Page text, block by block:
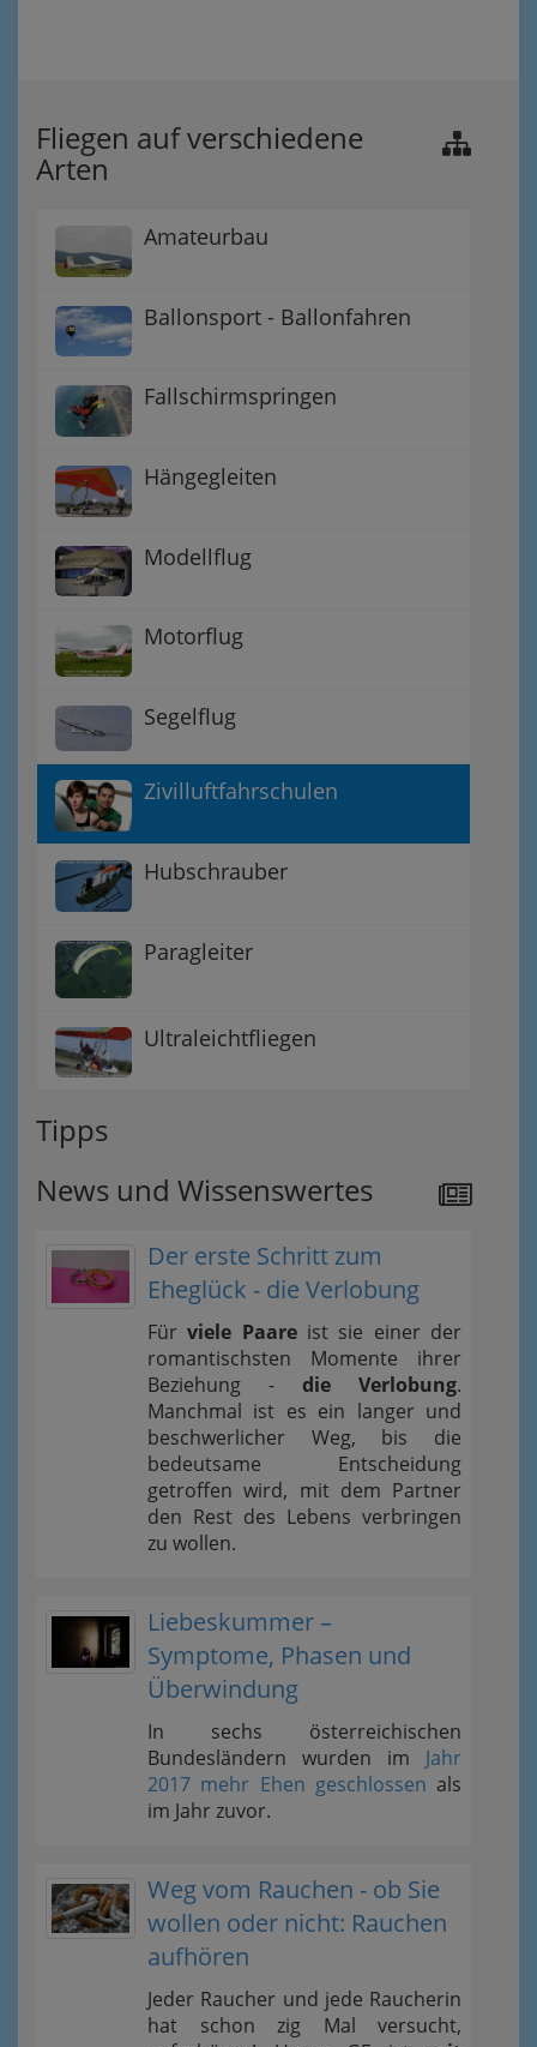
Fliegen auf verschiedene
Arten
Amateurbau
Ballonsport - Ballonfahren
Fallschirmspringen
Hängegleiten
Modellflug
Motorflug
Segelflug
Zivilluftfahrschulen
Hubschrauber
Paragleiter
Ultraleichtfliegen
Tipps
News und Wissenswertes
Der erste Schritt zum
Eheglück - die Verlobung
Fürviele Paareist sie einer der
romantischsten Momente ihrer
Beziehung - die Verlobung.
Manchmal ist es ein langer und
beschwerlicher Weg, bis die
bedeutsame Entscheidung
getroffen wird, mit dem Partner
den Rest des Lebens verbringen
zu wollen.
Liebeskummer –
Symptome, Phasen und
Überwindung
In sechs österreichischen
Bundesländern wurden im Jahr
2017 mehr Ehen geschlossen als
im Jahr zuvor.
Weg vom Rauchen - ob Sie
wollen oder nicht: Rauchen
aufhören
Jeder Raucher und jede Raucherin
hat schon zig Mal versucht,